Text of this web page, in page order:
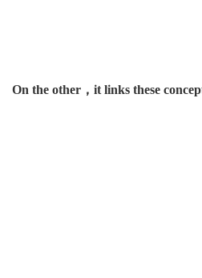
On the other ， it links these